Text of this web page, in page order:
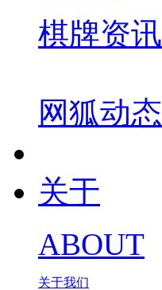
棋牌资讯
网狐动态
关于
ABOUT
关于我们